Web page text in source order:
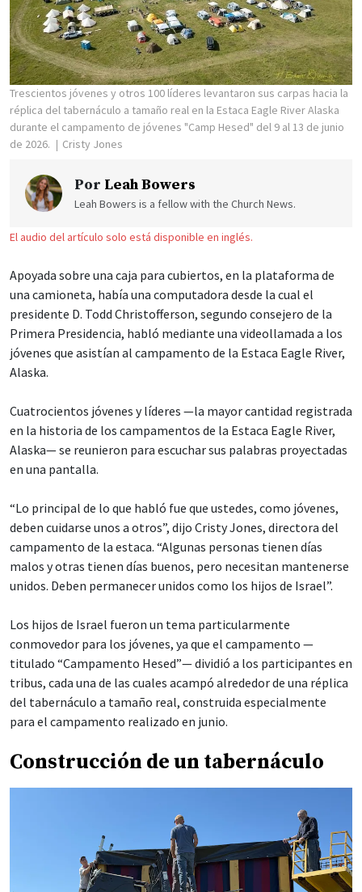
Trescientos jóvenes y otros 100 líderes levantaron sus carpas hacia la
réplica del tabernáculo a tamaño real en la Estaca Eagle River Alaska
durante el campamento de jóvenes "Camp Hesed" del 9 al 13 de junio
de 2026.
Cristy Jones
Por Leah Bowers
Leah Bowers is a fellow with the Church News.
El audio del artículo solo está disponible en inglés.
Apoyada sobre una caja para cubiertos, en la plataforma de
una camioneta, había una computadora desde la cual el
presidente D. Todd Christofferson, segundo consejero de la
Primera Presidencia, habló mediante una videollamada a los
jóvenes que asistían al campamento de la Estaca Eagle River,
Alaska.
Cuatrocientos jóvenes y líderes —la mayor cantidad registrada
en la historia de los campamentos de la Estaca Eagle River,
Alaska— se reunieron para escuchar sus palabras proyectadas
en una pantalla.
“Lo principal de lo que habló fue que ustedes, como jóvenes,
deben cuidarse unos a otros”, dijo Cristy Jones, directora del
campamento de la estaca. “Algunas personas tienen días
malos y otras tienen días buenos, pero necesitan mantenerse
unidos. Deben permanecer unidos como los hijos de Israel”.
Los hijos de Israel fueron un tema particularmente
conmovedor para los jóvenes, ya que el campamento —
titulado “Campamento Hesed”— dividió a los participantes en
tribus, cada una de las cuales acampó alrededor de una réplica
del tabernáculo a tamaño real, construida especialmente
para el campamento realizado en junio.
Construcción de un tabernáculo